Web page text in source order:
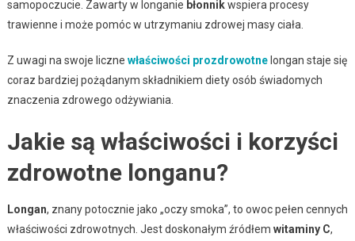
samopoczucie. Zawarty w longanie błonnikwspiera procesy
trawienne i może pomóc w utrzymaniu zdrowej masy ciała.
Z uwagi na swoje liczne właściwości prozdrowotnelongan staje się
coraz bardziej pożądanym składnikiem diety osób świadomych
znaczenia zdrowego odżywiania.
Jakie są właściwości i korzyści
zdrowotne longanu?
Longan, znany potocznie jako „oczy smoka”, to owoc pełen cennych
właściwości zdrowotnych. Jest doskonałym źródłem witaminy C,